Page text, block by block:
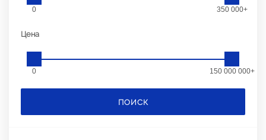
0 350 000+
Цена
0 150 000 000+
ПОИСК